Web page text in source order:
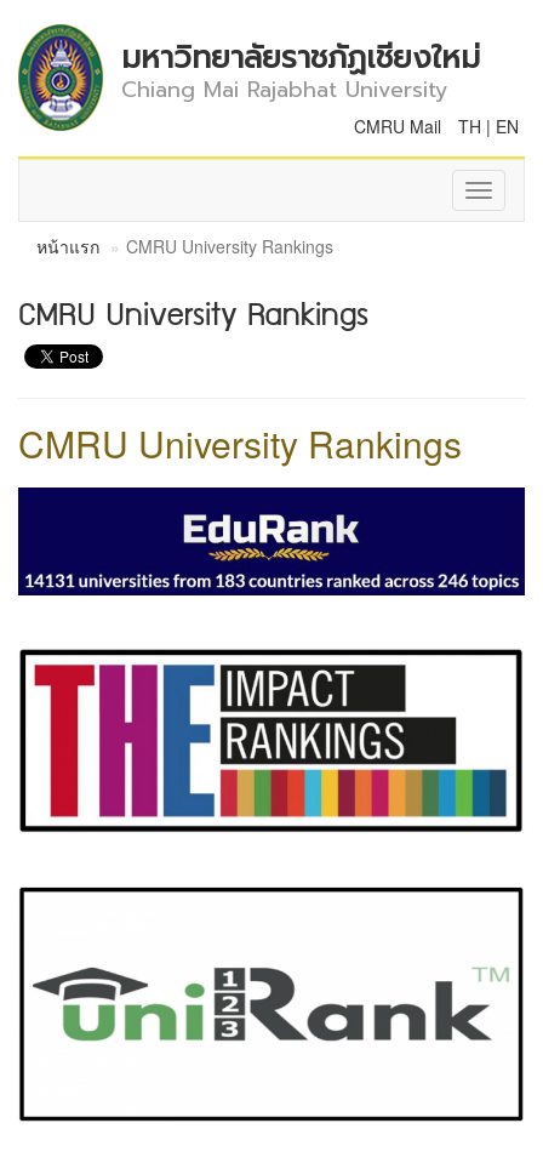
มหาวิทยาลัยราชภัฏเชียงใหม่
Chiang Mai Rajabhat University
CMRU Mail TH | EN
Toggle
หน้าแรก
CMRU University Rankings
CMRU University Rankings
CMRU University Rankings